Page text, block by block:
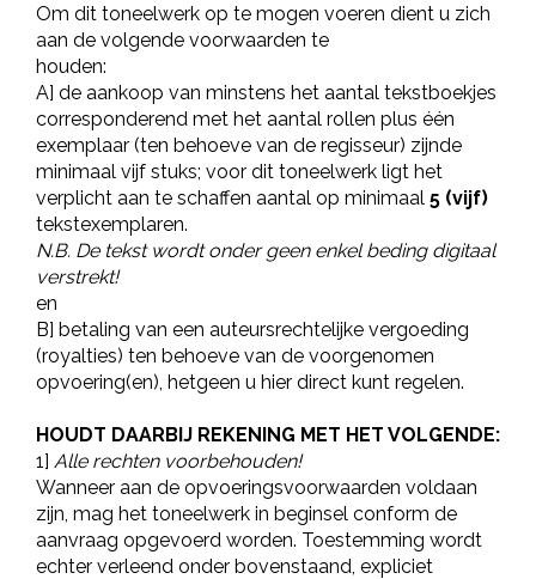
Om dit toneelwerk op te mogen voeren dient u zich
aan de volgende voorwaarden te
houden:
A] de aankoop van minstens het aantal tekstboekjes
corresponderend met het aantal rollen plus één
exemplaar (ten behoeve van de regisseur) zijnde
minimaal vijf stuks; voor dit toneelwerk ligt het
verplicht aan te schaffen aantal op minimaal 5 (vijf)
tekstexemplaren.
N.B. De tekst wordt onder geen enkel beding digitaal
verstrekt!
en
B] betaling van een auteursrechtelijke vergoeding
(royalties) ten behoeve van de voorgenomen
opvoering(en), hetgeen u hier direct kunt regelen.
HOUDT DAARBIJ REKENING MET HET VOLGENDE:
1] Alle rechten voorbehouden!
Wanneer aan de opvoeringsvoorwaarden voldaan
zijn, mag het toneelwerk in beginsel conform de
aanvraag opgevoerd worden. Toestemming wordt
echter verleend onder bovenstaand, expliciet